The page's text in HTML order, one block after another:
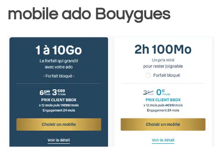
mobile ado Bouygues